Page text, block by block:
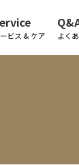
ビス & ケア よく